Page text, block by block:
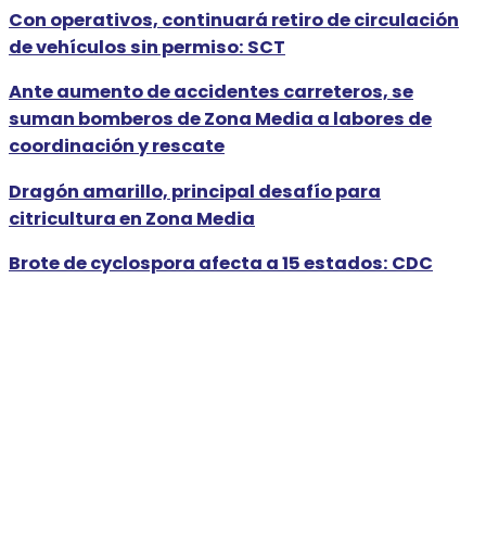
Con operativos, continuará retiro de circulación
de vehículos sin permiso: SCT
Ante aumento de accidentes carreteros, se
suman bomberos de Zona Media a labores de
coordinación y rescate
Dragón amarillo, principal desafío para
citricultura en Zona Media
Brote de cyclospora afecta a 15 estados: CDC